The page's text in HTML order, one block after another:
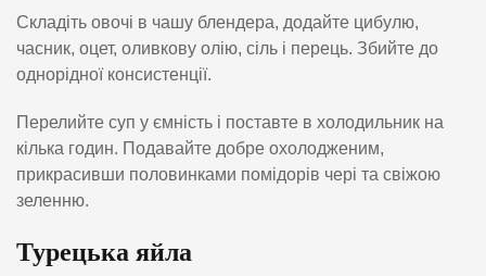
Складіть овочі в чашу блендера, додайте цибулю,
часник, оцет, оливкову олію, сіль і перець. Збийте до
однорідної консистенції.
Перелийте суп у ємність і поставте в холодильник на
кілька годин. Подавайте добре охолодженим,
прикрасивши половинками помідорів чері та свіжою
зеленню.
Турецька яйла